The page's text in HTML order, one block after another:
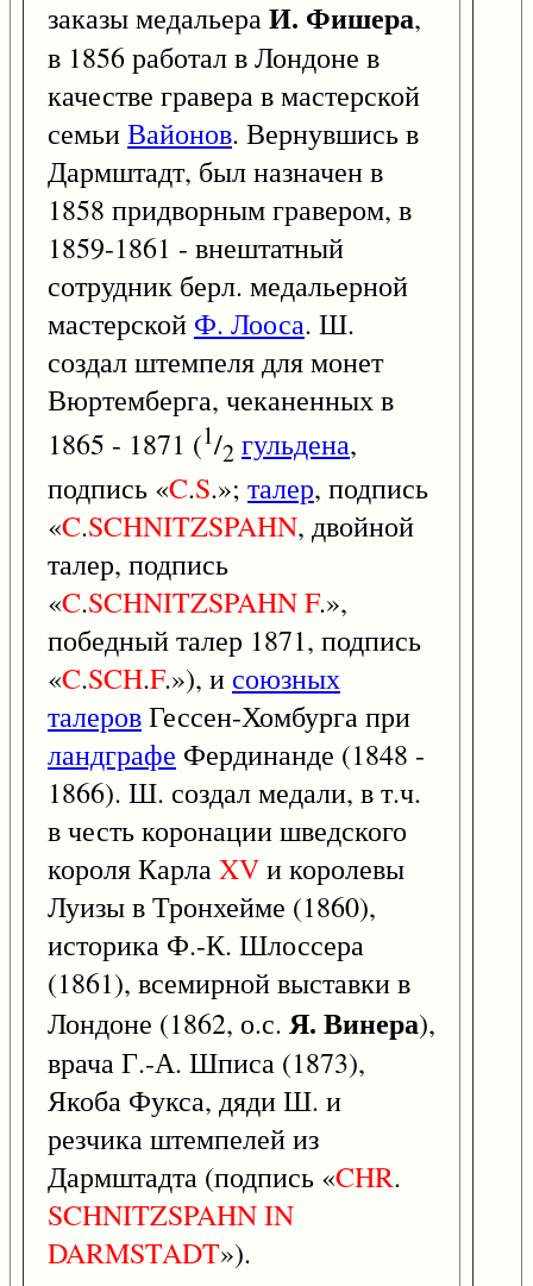
заказы медальераИ. Фишера,
в 1856 работал в Лондоне в
качестве гравера в мастерской
семьиВайонов. Вернувшись в
Дармштадт, был назначен в
1858 придворным гравером, в
1859-1861 - внештатный
сотрудник берл. медальерной
мастерской Ф. Лооса. Ш.
создал штемпеля для монет
Вюртемберга, чеканенных в
1865 - 1871 (1/2 гульдена,
подпись «C.S.»; талер, подпись
«C.SCHNITZSPAHN, двойной
талер, подпись
«C.SCHNITZSPAHNF.»,
победный талер 1871, подпись
«C.SCH.F.»), и союзных
талеровГессен-Хомбурга при
ландграфе Фердинанде (1848 -
1866). Ш. создал медали, в т.ч.
в честь коронации шведского
короля КарлаXVи королевы
Луизы в Тронхейме (1860),
историка Ф.-К. Шлоссера
(1861), всемирной выставки в
Лондоне (1862, о.с. Я. Винера),
врача Г.-А. Шписа (1873),
Якоба Фукса, дяди Ш. и
резчика штемпелей из
Дармштадта (подпись «CHR.
SCHNITZSPAHNIN
DARMSTADT»).